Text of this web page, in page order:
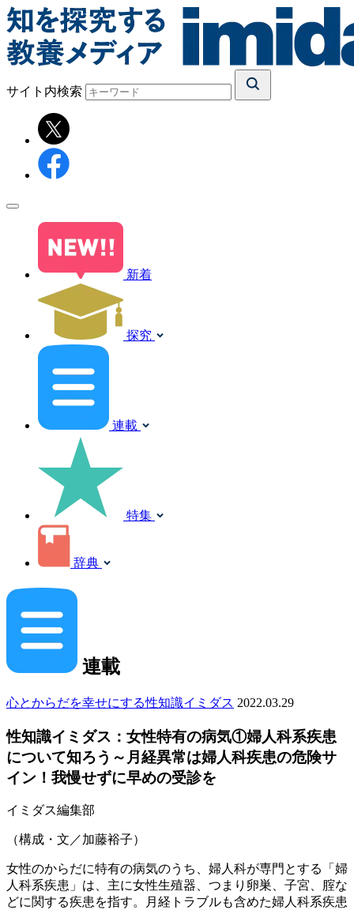
サイト内検索
新着
探究
連載
特集
辞典
連載
心とからだを幸せにする性知識イミダス 2022.03.29
性知識イミダス：女性特有の病気①婦人科系疾患
について知ろう～月経異常は婦人科疾患の危険サ
イン！我慢せずに早めの受診を
イミダス編集部
（構成・文／加藤裕子）
女性のからだに特有の病気のうち、婦人科が専門とする「婦
人科系疾患」は、主に女性生殖器、つまり卵巣、子宮、腟な
どに関する疾患を指す。月経トラブルも含めた婦人科系疾患